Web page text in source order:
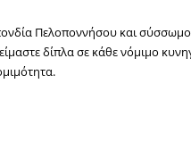
Πελοποννήσου και σύσσωμο
δίπλα σε κάθε νόμιμο